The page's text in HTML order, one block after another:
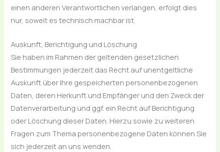
einen anderen Verantwortlichen verlangen, erfolgt dies
nur, soweit es technisch machbar ist.
Auskunft, Berichtigung und Löschung
Sie haben im Rahmen der geltenden gesetzlichen
Bestimmungen jederzeit das Recht auf unentgeltliche
Auskunft über Ihre gespeicherten personenbezogenen
Daten, deren Herkunft und Empfänger und den Zweck der
Datenverarbeitung und ggf. ein Recht auf Berichtigung
oder Löschung dieser Daten. Hierzu sowie zu weiteren
Fragen zum Thema personenbezogene Daten können Sie
sich jederzeit an uns wenden.